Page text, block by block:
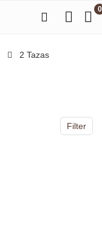
0
‎2 Tazas
Filter